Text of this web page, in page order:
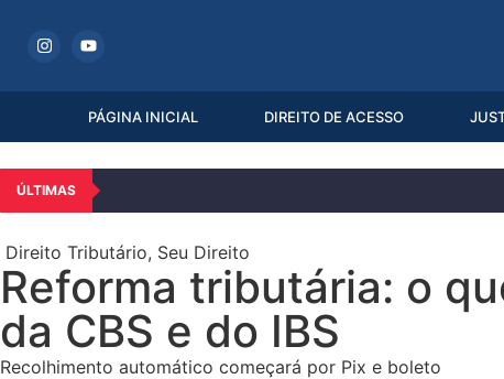
PÁGINA INICIAL DIREITO DE ACESSO
ÚLTIMAS
Direito Tributário, Seu Direito
Reforma tributária: o
da CBS e do IBS
Recolhimento automático começará por Pix e boleto